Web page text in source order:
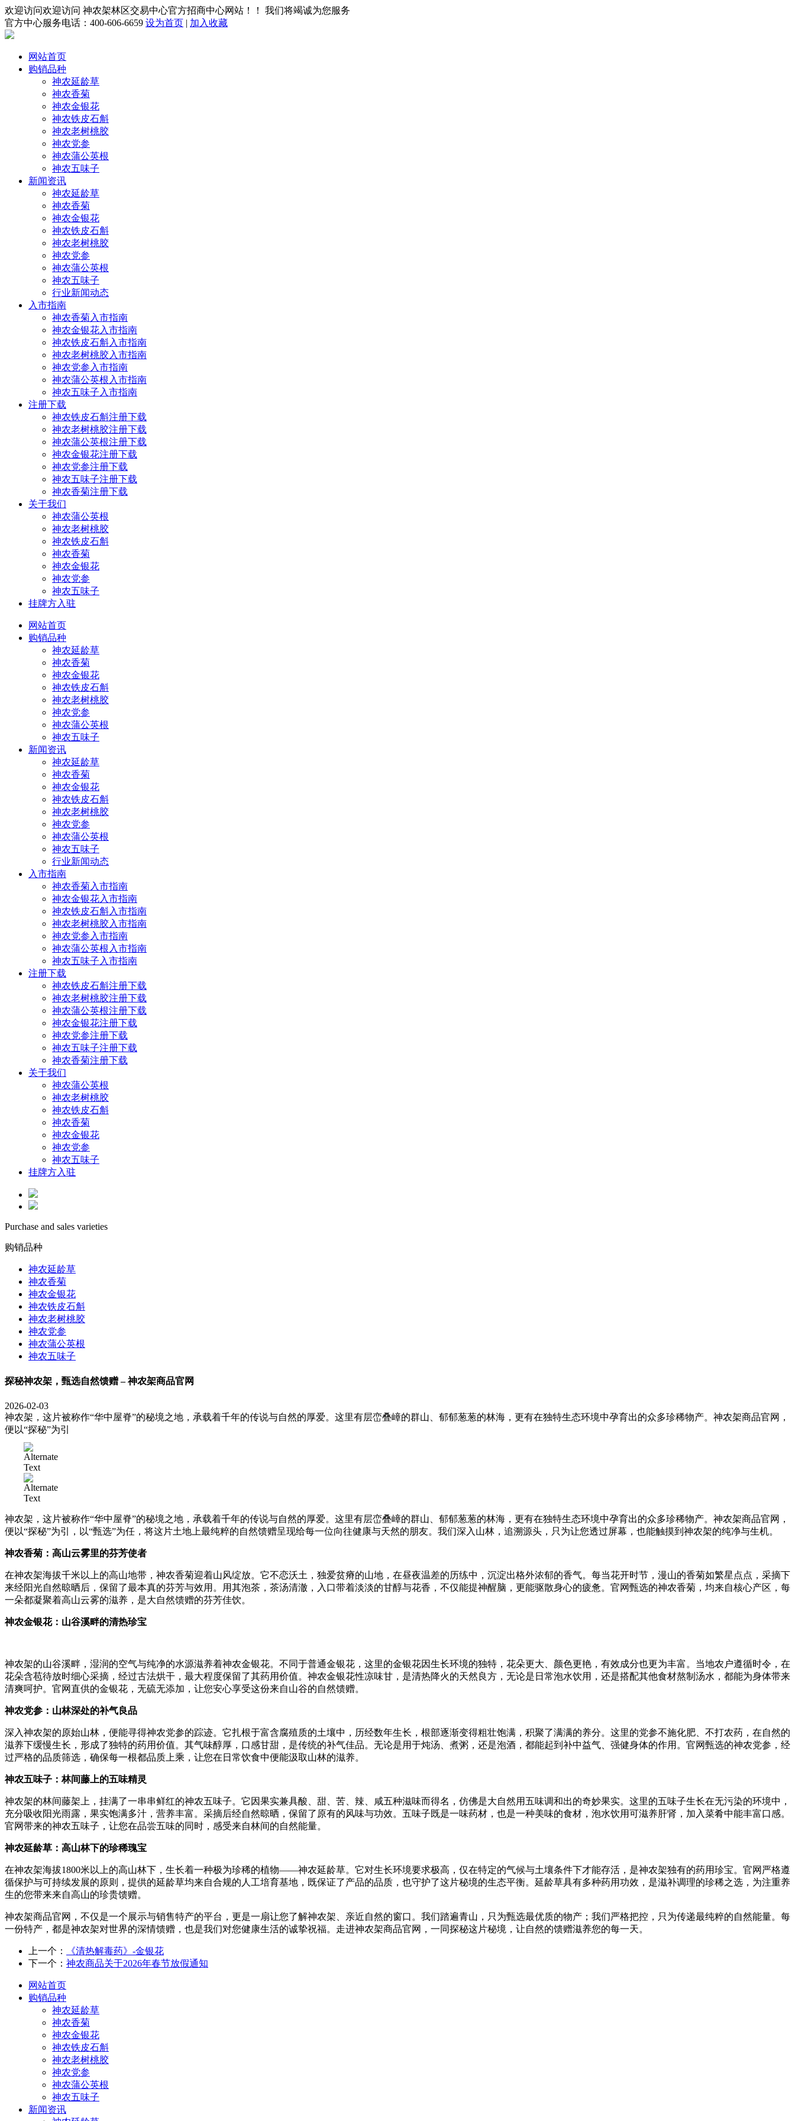
欢迎访问欢迎访问 神农架林区交易中心官方招商中心网站！！ 我们将竭诚为您服务
官方中心服务电话：400-606-6659 设为首页 | 加入收藏
网站首页
购销品种
神农延龄草
神农香菊
神农金银花
神农铁皮石斛
神农老树桃胶
神农党参
神农蒲公英根
神农五味子
新闻资讯
神农延龄草
神农香菊
神农金银花
神农铁皮石斛
神农老树桃胶
神农党参
神农蒲公英根
神农五味子
行业新闻动态
入市指南
神农香菊入市指南
神农金银花入市指南
神农铁皮石斛入市指南
神农老树桃胶入市指南
神农党参入市指南
神农蒲公英根入市指南
神农五味子入市指南
注册下载
神农铁皮石斛注册下载
神农老树桃胶注册下载
神农蒲公英根注册下载
神农金银花注册下载
神农党参注册下载
神农五味子注册下载
神农香菊注册下载
关于我们
神农蒲公英根
神农老树桃胶
神农铁皮石斛
神农香菊
神农金银花
神农党参
神农五味子
挂牌方入驻
网站首页
购销品种
神农延龄草
神农香菊
神农金银花
神农铁皮石斛
神农老树桃胶
神农党参
神农蒲公英根
神农五味子
新闻资讯
神农延龄草
神农香菊
神农金银花
神农铁皮石斛
神农老树桃胶
神农党参
神农蒲公英根
神农五味子
行业新闻动态
入市指南
神农香菊入市指南
神农金银花入市指南
神农铁皮石斛入市指南
神农老树桃胶入市指南
神农党参入市指南
神农蒲公英根入市指南
神农五味子入市指南
注册下载
神农铁皮石斛注册下载
神农老树桃胶注册下载
神农蒲公英根注册下载
神农金银花注册下载
神农党参注册下载
神农五味子注册下载
神农香菊注册下载
关于我们
神农蒲公英根
神农老树桃胶
神农铁皮石斛
神农香菊
神农金银花
神农党参
神农五味子
挂牌方入驻
Purchase and sales varieties
购销品种
神农延龄草
神农香菊
神农金银花
神农铁皮石斛
神农老树桃胶
神农党参
神农蒲公英根
神农五味子
探秘神农架，甄选自然馈赠 – 神农架商品官网
2026-02-03
神农架，这片被称作“华中屋脊”的秘境之地，承载着千年的传说与自然的厚爱。这里有层峦叠嶂的群山、郁郁葱葱的林海，更有在独特生态环境中孕育出的众多珍稀物产。神农架商品官网，
便以“探秘”为引
神农架，这片被称作“华中屋脊”的秘境之地，承载着千年的传说与自然的厚爱。这里有层峦叠嶂的群山、郁郁葱葱的林海，更有在独特生态环境中孕育出的众多珍稀物产。神农架商品官网，
便以“探秘”为引，以“甄选”为任，将这片土地上最纯粹的自然馈赠呈现给每一位向往健康与天然的朋友。我们深入山林，追溯源头，只为让您透过屏幕，也能触摸到神农架的纯净与生机。
神农香菊：高山云雾里的芬芳使者
在神农架海拔千米以上的高山地带，神农香菊迎着山风绽放。它不恋沃土，独爱贫瘠的山地，在昼夜温差的历练中，沉淀出格外浓郁的香气。每当花开时节，漫山的香菊如繁星点点，采摘下
来经阳光自然晾晒后，保留了最本真的芬芳与效用。用其泡茶，茶汤清澈，入口带着淡淡的甘醇与花香，不仅能提神醒脑，更能驱散身心的疲惫。官网甄选的神农香菊，均来自核心产区，每
一朵都凝聚着高山云雾的滋养，是大自然馈赠的芬芳佳饮。
神农金银花：山谷溪畔的清热珍宝
神农架的山谷溪畔，湿润的空气与纯净的水源滋养着神农金银花。不同于普通金银花，这里的金银花因生长环境的独特，花朵更大、颜色更艳，有效成分也更为丰富。当地农户遵循时令，在
花朵含苞待放时细心采摘，经过古法烘干，最大程度保留了其药用价值。神农金银花性凉味甘，是清热降火的天然良方，无论是日常泡水饮用，还是搭配其他食材熬制汤水，都能为身体带来
清爽呵护。官网直供的金银花，无硫无添加，让您安心享受这份来自山谷的自然馈赠。
神农党参：山林深处的补气良品
深入神农架的原始山林，便能寻得神农党参的踪迹。它扎根于富含腐殖质的土壤中，历经数年生长，根部逐渐变得粗壮饱满，积聚了满满的养分。这里的党参不施化肥、不打农药，在自然的
滋养下缓慢生长，形成了独特的药用价值。其气味醇厚，口感甘甜，是传统的补气佳品。无论是用于炖汤、煮粥，还是泡酒，都能起到补中益气、强健身体的作用。官网甄选的神农党参，经
过严格的品质筛选，确保每一根都品质上乘，让您在日常饮食中便能汲取山林的滋养。
神农五味子：林间藤上的五味精灵
神农架的林间藤架上，挂满了一串串鲜红的神农五味子。它因果实兼具酸、甜、苦、辣、咸五种滋味而得名，仿佛是大自然用五味调和出的奇妙果实。这里的五味子生长在无污染的环境中，
充分吸收阳光雨露，果实饱满多汁，营养丰富。采摘后经自然晾晒，保留了原有的风味与功效。五味子既是一味药材，也是一种美味的食材，泡水饮用可滋养肝肾，加入菜肴中能丰富口感。
官网带来的神农五味子，让您在品尝五味的同时，感受来自林间的自然能量。
神农延龄草：高山林下的珍稀瑰宝
在神农架海拔1800米以上的高山林下，生长着一种极为珍稀的植物——神农延龄草。它对生长环境要求极高，仅在特定的气候与土壤条件下才能存活，是神农架独有的药用珍宝。官网严格遵
循保护与可持续发展的原则，提供的延龄草均来自合规的人工培育基地，既保证了产品的品质，也守护了这片秘境的生态平衡。延龄草具有多种药用功效，是滋补调理的珍稀之选，为注重养
生的您带来来自高山的珍贵馈赠。
神农架商品官网，不仅是一个展示与销售特产的平台，更是一扇让您了解神农架、亲近自然的窗口。我们踏遍青山，只为甄选最优质的物产；我们严格把控，只为传递最纯粹的自然能量。每
一份特产，都是神农架对世界的深情馈赠，也是我们对您健康生活的诚挚祝福。走进神农架商品官网，一同探秘这片秘境，让自然的馈赠滋养您的每一天。
上一个：
《清热解毒药》-金银花
下一个： 神农商品关于2026年春节放假通知
网站首页
购销品种
神农延龄草
神农香菊
神农金银花
神农铁皮石斛
神农老树桃胶
神农党参
神农蒲公英根
神农五味子
新闻资讯